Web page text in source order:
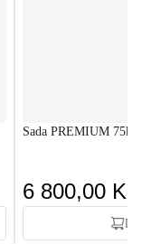
Sada PREMIUM
6 800,00 Kč